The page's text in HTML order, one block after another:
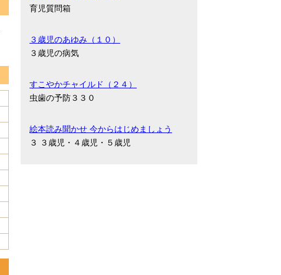
育児質問箱
３歳児のあゆみ（１０）
３歳児の病気
すこやかチャイルド（２４）
虫歯の予防３３０
絵本読み聞かせ 今からはじめましょう
３ ３歳児・４歳児・５歳児